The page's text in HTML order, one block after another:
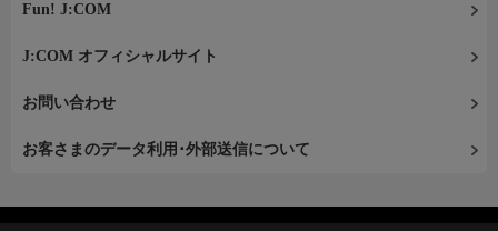
Fun! J:COM
J:COM オフィシャルサイト
お問い合わせ
お客さまのデータ利用･外部送信について